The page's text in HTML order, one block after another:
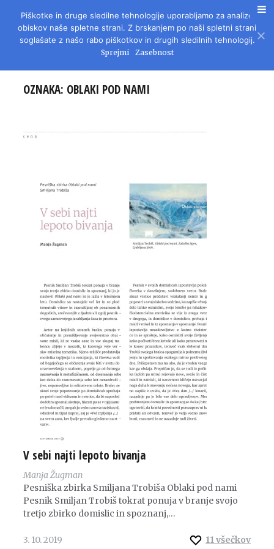
REVIJA ZA LITERATURO, KULTURO IN DRUŽBENA VPRAŠANJA
OZNAKA: OBLAKI POD NAMI
V sebi najti lepoto bivanja
Manja Žugman
Pesniška zbirka Smiljana Trobiša Oblaki pod nami
Pesnik Smiljan Trobiš tokrat ponuja v branje svojo
tretjo zbirko domislic in spoznanj,…
11všečkov
3. 10. 2019
Piškotke in druge sledilne tehnologije uporabljamo za analizo
obiskov naše spletne strani. Z brskanjem po naši spletni strani
soglašate z našo rabo piškotkov in drugih sledilnih tehnologij.
Sprejmi Zasebnost